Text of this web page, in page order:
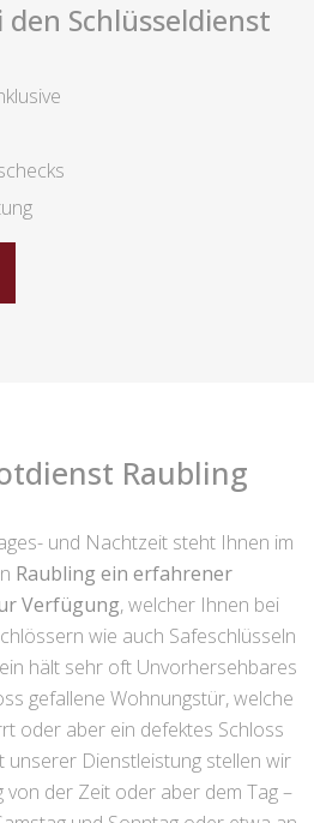
Schlüsseldienst
Raubling
und Nachtzeit steht Ihnen im
Raubling ein erfahrener
Verfügung, welcher Ihnen bei
wie auch Safeschlüsseln
hält sehr oft Unvorhersehbares
gefallene Wohnungstür, welche
oder aber ein defektes Schloss
unserer Dienstleistung stellen wir
von der Zeit oder aber dem Tag –